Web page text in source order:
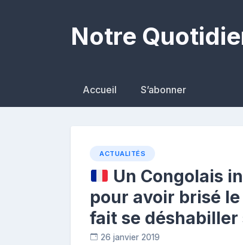
Notre
Accueil S’abonner
ACTUALITÉS
Un Congolais
pour avoir brisé le
fait se déshabiller
26 janvier 2019